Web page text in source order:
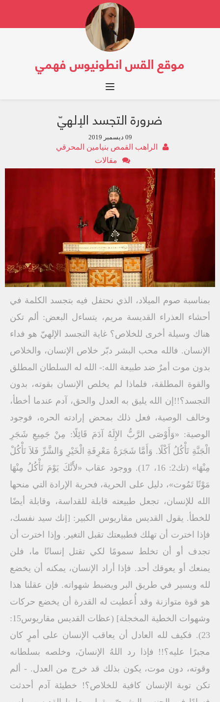
موقع القس انطونيوس فهمي
Toggle navigation
ضرورة التجسد الإلهيّ
09 ديسمبر 2019
الراهب القمص بنيامين المحرقي
مقالات
بمناسبة صوم الميلاد، الذي نحتفل فيه بتجسد الكلمة في
أحشاء العذراء القديسة مريم، يتساءل البعض: ألم تكن
هناك وسيلة أخرى للخلاص؟ غاية التجسد الإلهيّ هو فداء
الإنسان. فالله محب البشر دبّر خلاص الإنسان، والخلاص
بدون موت أمرٌ ضد طبيعة الله:- الله له السلطان المطلق
والقوة المطلقة، فلماذا لم يخلص الإنسان بقوته، بدون
التجسد؟!!إن الله يليق به العدل والحق، آدم عندما أخطأ،
وخالف الوصية، فعل ذلك بمحض إرادته الحره، فوجود
الوصية: «وَأَوْصَى الرَّبُّ الإِلَهُ آدَمَ قَائِلًا: مِنْ جَمِيعِ شَجَرِ
الْجَنَّةِ تَأْكُلُ أَكْلًا. وَأَمَّا شَجَرَةُ مَعْرِفَةِ الْخَيْرِ وَالشَّرِّ فَلاَ تَأْكُلْ
مِنْهَا» (تك2: 16، 17). ووجود عقاب «لأَنَّكَ يَوْمَ تَأْكُلُ مِنْهَا
مَوْتًا تَمُوت»، دليل على الحرية، فحرية الإرادة التي منحها
الله للإنسان، تجعل طبيعته قابلة للقداسة، وقابلة أيضًا
للخطأ. يقول القديس مقاريوس الكبير: [إنك سيد نفسك،
فإذا اخترت أن تهلك فطبيعتك تقبل التغير. وإذا اخترت أن
تجدف أو أن تخلط سمومًا لكي تقتل إنسانًا ما، فلن
يمنعك أو يعوقك أحد. فإذا أراد الإنسان، يمكنه أن يخضع
لله ويسير في طريق البر ويضبط شهواته. فإن عقلنا هذا
هو قوة متوازنة وقد أُعطيت له القدرة أن يخضع حركات
وشهوات الخطية المخجلة] (عظات القديس مقاريوس15:
23). فكيف لله العادل أن يعاقب الإنسان على أمرٍ كان
مجبرًا عليه؟!! فإذا رد اللهُ الإنسانَ، وخلصه بسلطانه
وقوته، دون موت، يكون بذلك قد خرج من العدل. - ألم
تكن توبة الإنسان كافية للخلاص؟! خطيئة آدم أحدثت